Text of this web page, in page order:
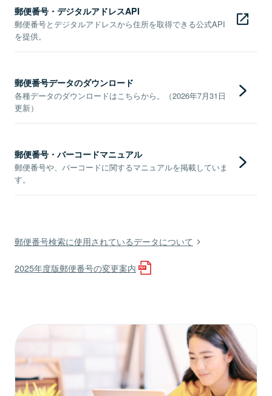
郵便番号・デジタルアドレスAPI
郵便番号とデジタルアドレスから住所を取得できる公式API
を提供。
郵便番号データのダウンロード
各種データのダウンロードはこちらから。（2026年7月31日
更新）
郵便番号・バーコードマニュアル
郵便番号や、バーコードに関するマニュアルを掲載していま
す。
郵便番号検索に使用されているデータについて
2025年度版郵便番号の変更案内